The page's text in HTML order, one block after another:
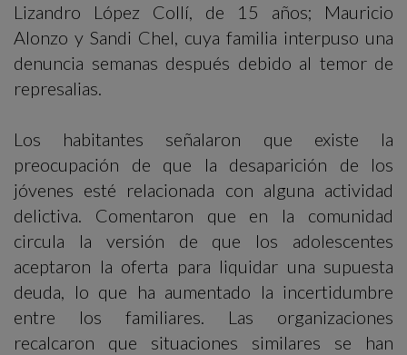
Lizandro López Collí, de 15 años; Mauricio
Alonzo y Sandi Chel, cuya familia interpuso una
denuncia semanas después debido al temor de
represalias.
Los habitantes señalaron que existe la
preocupación de que la desaparición de los
jóvenes esté relacionada con alguna actividad
delictiva. Comentaron que en la comunidad
circula la versión de que los adolescentes
aceptaron la oferta para liquidar una supuesta
deuda, lo que ha aumentado la incertidumbre
entre los familiares. Las organizaciones
recalcaron que situaciones similares se han